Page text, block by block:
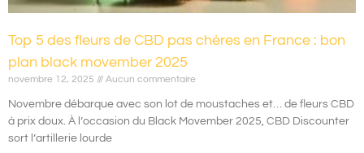
Top 5 des fleurs de CBD pas chères en France : bon
plan black movember 2025
novembre 12, 2025 Aucun commentaire
Novembre débarque avec son lot de moustaches et… de fleurs CBD
à prix doux. À l’occasion du Black Movember 2025, CBD Discounter
sort l’artillerie lourde